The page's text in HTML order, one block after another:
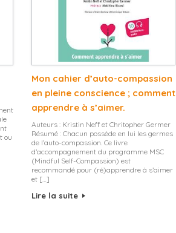
ou
Mon cahier d’auto-compassion
en pleine conscience ; comment
apprendre à s’aimer.
Auteurs : Kristin Neff et Chritopher Germer
Résumé : Chacun possède en lui les germes
de l’auto-compassion. Ce livre
d’accompagnement du programme MSC
(Mindful Self-Compassion) est
recommandé pour (ré)apprendre à s’aimer
et […]
Lire la suite